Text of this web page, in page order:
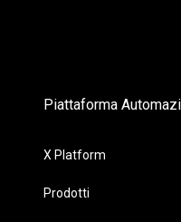
Piattaforma
X Platform
Prodotti